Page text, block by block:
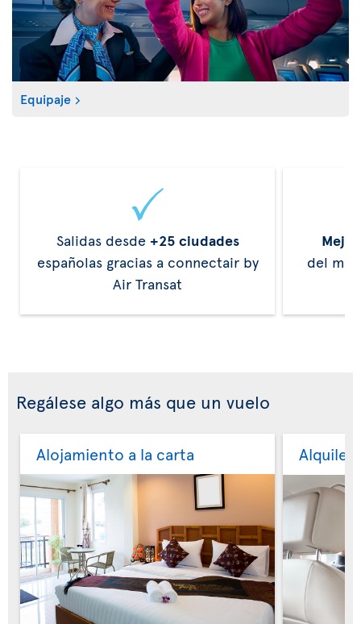
Equipaje
Salidas desde +25 ciudades
españolas gracias a connectair by
Air Transat
del
Regálese algo más que un vuelo
Alojamiento a la carta Alquiler